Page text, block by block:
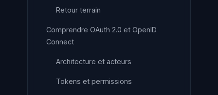
Retour terrain
Comprendre OAuth 2.0 et OpenID
Connect
Architecture et acteurs
Tokens et permissions